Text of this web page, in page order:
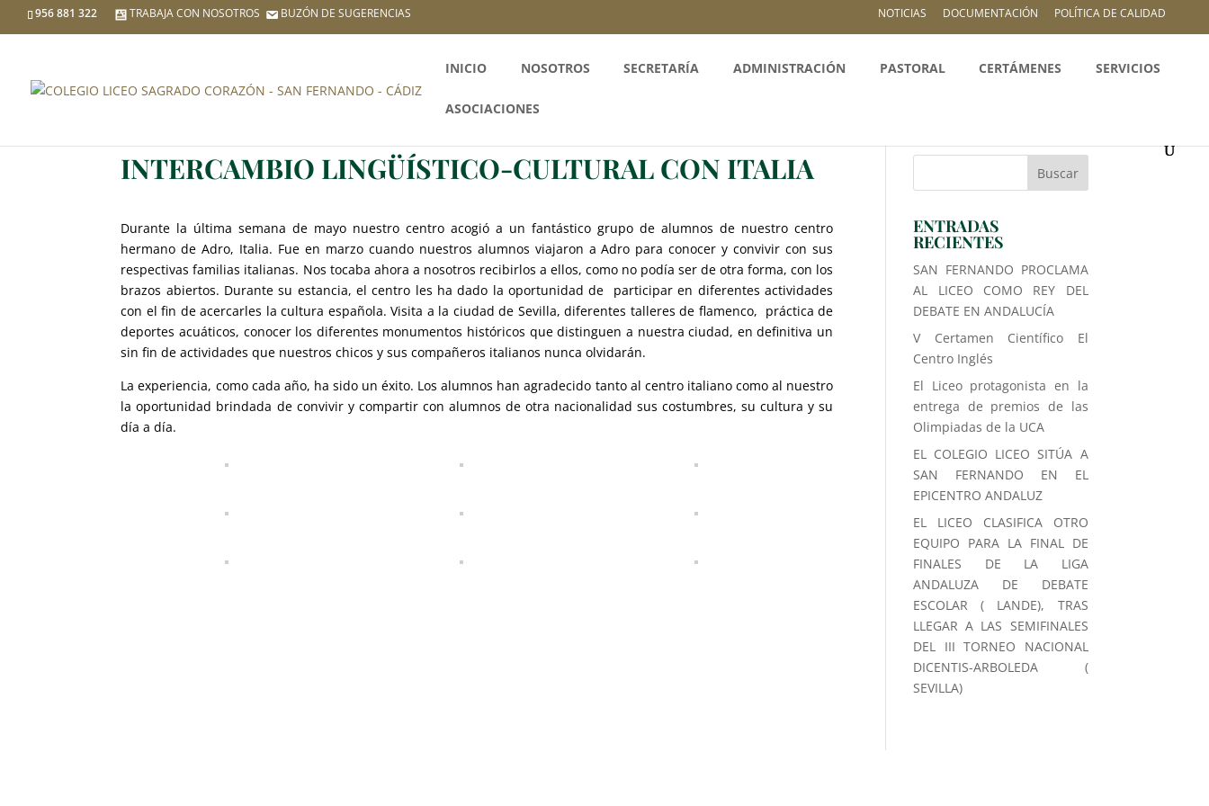
956 881 322 TRABAJA CON NOSOTROS BUZÓN DE SUGERENCIAS NOTICIAS DOCUMENTACIÓN POLÍTICA DE CALIDAD
INICIO NOSOTROS SECRETARÍA ADMINISTRACIÓN PASTORAL CERTÁMENES SERVICIOS
ASOCIACIONES
INTERCAMBIO LINGÜÍSTICO-CULTURAL CON ITALIA
Durante la última semana de mayo nuestro centro acogió a un fantástico grupo de alumnos de nuestro centro
hermano de Adro, Italia. Fue en marzo cuando nuestros alumnos viajaron a Adro para conocer y convivir con sus
respectivas familias italianas. Nos tocaba ahora a nosotros recibirlos a ellos, como no podía ser de otra forma, con los
brazos abiertos. Durante su estancia, el centro les ha dado la oportunidad de participar en diferentes actividades
con el fin de acercarles la cultura española. Visita a la ciudad de Sevilla, diferentes talleres de flamenco, práctica de
deportes acuáticos, conocer los diferentes monumentos históricos que distinguen a nuestra ciudad, en definitiva un
sin fin de actividades que nuestros chicos y sus compañeros italianos nunca olvidarán.
La experiencia, como cada año, ha sido un éxito. Los alumnos han agradecido tanto al centro italiano como al nuestro
la oportunidad brindada de convivir y compartir con alumnos de otra nacionalidad sus costumbres, su cultura y su
día a día.
ENTRADAS
RECIENTES
SAN FERNANDO PROCLAMA
AL LICEO COMO REY DEL
DEBATE EN ANDALUCÍA
V Certamen Científico El
Centro Inglés
El Liceo protagonista en la
entrega de premios de las
Olimpiadas de la UCA
EL COLEGIO LICEO SITÚA A
SAN FERNANDO EN EL
EPICENTRO ANDALUZ
EL LICEO CLASIFICA OTRO
EQUIPO PARA LA FINAL DE
FINALES DE LA LIGA
ANDALUZA DE DEBATE
ESCOLAR ( LANDE), TRAS
LLEGAR A LAS SEMIFINALES
DEL III TORNEO NACIONAL
DICENTIS-ARBOLEDA (
SEVILLA)